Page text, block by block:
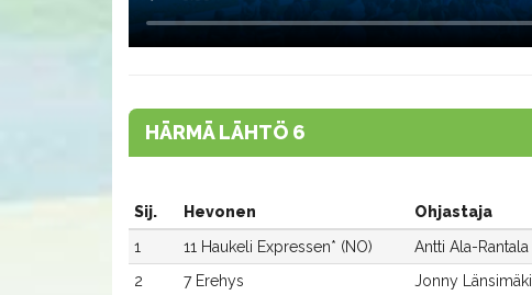
HÄRMÄ LÄHTÖ 6
Sij. Hevonen Ohjastaja
1
11 Haukeli Expressen* (NO) Antti Ala-Rantala
2
7 Erehys Jonny Länsimäki